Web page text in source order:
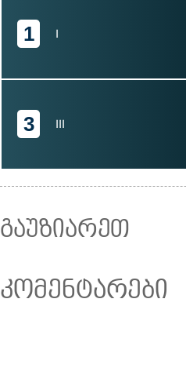
1 I
3 III
გაუზიარეთ
კომენტარები